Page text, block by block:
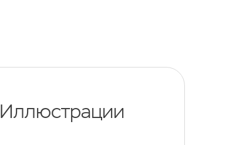
Иллюстрации